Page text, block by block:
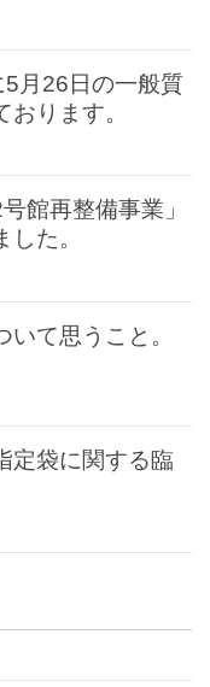
月26日の一般質
ります。
館再整備事業」
た。
て思うこと。
定袋に関する臨